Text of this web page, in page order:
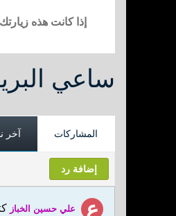
إذا كانت هذه
ساعي
المشاركات آخر
إضافة رد
علي حسين الخباز